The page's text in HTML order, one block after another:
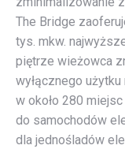
The Bridge
tys. mkw.
piętrze wieżowca
wyłącznego
w około 280
do samochodów
dla jednośladów